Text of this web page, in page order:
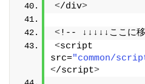
</div>
<!-- ↓↓↓↓↓ここに
<script
src="common/
</script>